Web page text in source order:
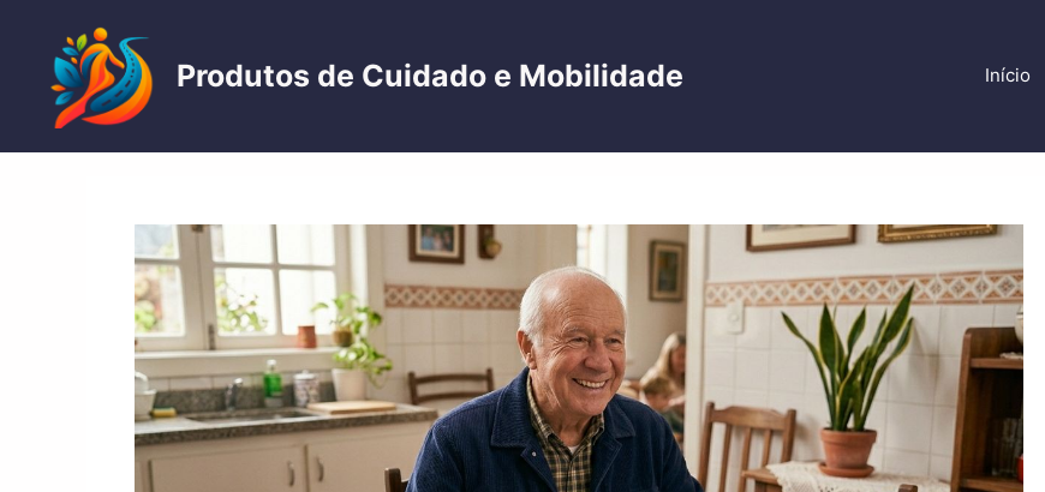
conteúdo
Produtos de Cuidado e Mobilidade Início